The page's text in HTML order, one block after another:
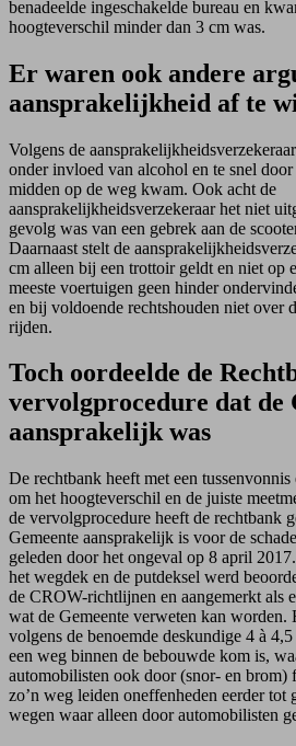
benadeelde ingeschakelde bureau en
hoogteverschil minder dan 3 cm was.
Er waren ook andere
aansprakelijkheid af te
Volgens de
onder invloed van alcohol en te snel
midden op de weg kwam. Ook acht de
aansprakelijkheidsverzekeraar het niet
gevolg was van een gebrek aan de
Daarnaast stelt de
cm alleen bij een trottoir geldt en niet op
meeste voertuigen geen hinder
en bij voldoende rechtshouden niet over
rijden.
Toch oordeelde de
vervolgprocedure dat de
aansprakelijk was
De rechtbank heeft met een tussenvonnis
om het hoogteverschil en de juiste
de vervolgprocedure heeft de rechtbank
Gemeente aansprakelijk is voor de
geleden door het ongeval op 8 april
het wegdek en de putdeksel werd
de CROW-richtlijnen en aangemerkt als
wat de Gemeente verweten kan worden.
volgens de benoemde deskundige 4 à
een weg binnen de bebouwde kom is,
automobilisten ook door (snor- en brom)
zo’n weg leiden oneffenheden eerder tot
wegen waar alleen door automobilisten